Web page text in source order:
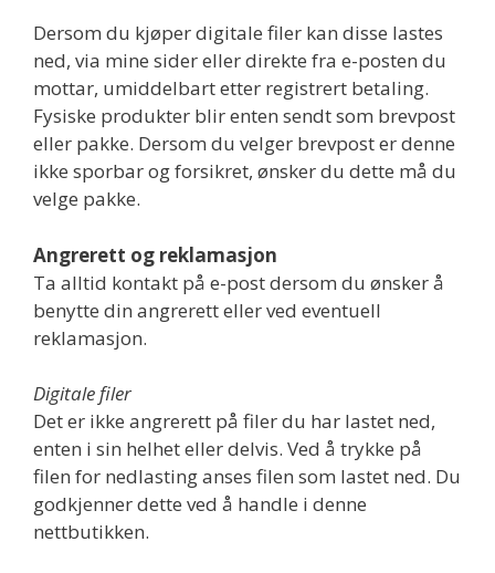
Dersom du kjøper digitale filer kan disse lastes
ned, via mine sider eller direkte fra e-posten du
mottar, umiddelbart etter registrert betaling.
Fysiske produkter blir enten sendt som brevpost
eller pakke. Dersom du velger brevpost er denne
ikke sporbar og forsikret, ønsker du dette må du
velge pakke.
Angrerett og reklamasjon
Ta alltid kontakt på e-post dersom du ønsker å
benytte din angrerett eller ved eventuell
reklamasjon.
Digitale filer
Det er ikke angrerett på filer du har lastet ned,
enten i sin helhet eller delvis. Ved å trykke på
filen for nedlasting anses filen som lastet ned. Du
godkjenner dette ved å handle i denne
nettbutikken.